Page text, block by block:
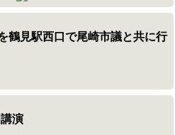
鶴見駅西口で尾崎市議と共に行
演